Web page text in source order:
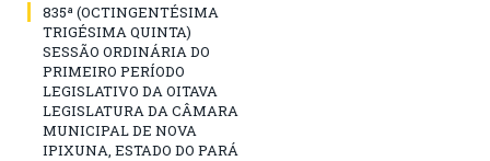
835ª (OCTINGENTÉSIMA
TRIGÉSIMA QUINTA)
SESSÃO ORDINÁRIA DO
PRIMEIRO PERÍODO
LEGISLATIVO DA OITAVA
LEGISLATURA DA CÂMARA
MUNICIPAL DE NOVA
IPIXUNA, ESTADO DO PARÁ